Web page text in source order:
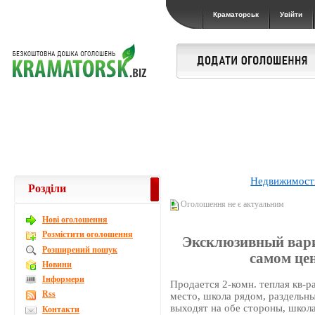
Краматорськ Увійти
Оголошення не є актуальним
Эксклюзивный
самом
Продается 2-комн. теплая кв-
место, школа рядом,
выходят на обе стороны,
Розділи
Новi оголошення
Розмістити оголошення
Розширений пошук
Новини
Інформери
Rss
Контакти